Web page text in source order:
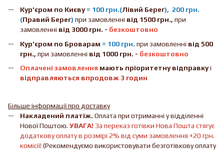
Кур'єром по Києву= 100 грн.(Лівий Берег), 200 грн.
(Правий Берег) при замовленні від 1500 грн., при
замовленні від 3000 грн. - безкоштовно
Кур'єром по Броварам = 100 грн. при замовленні від 500
грн., при замовленні від 1000 грн. - безкоштовно
Оплачені замовлення мають пріоритетну відправкуі
відправляються впродовж 3 годин
Більше інформації про доставку
Накладений платіж. Оплата при отриманні у відділенні
Нової Поштою. УВАГА! За переказ готівки Нова Пошта стягує
додаткову оплату в розмірі 2% від суми замовлення +20 грн.
комісії! (Рекомендуємо використовувати безготівкову оплату